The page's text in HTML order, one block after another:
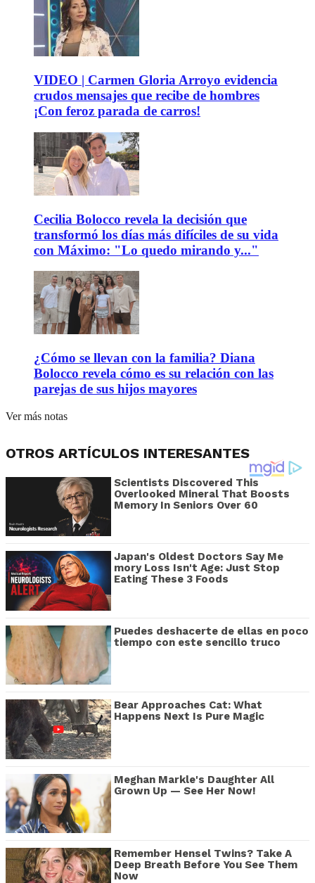
VIDEO | Carmen Gloria Arroyo evidencia
crudos mensajes que recibe de hombres
¡Con feroz parada de carros!
Cecilia Bolocco revela la decisión que
transformó los días más difíciles de su vida
con Máximo: "Lo quedo mirando y..."
¿Cómo se llevan con la familia? Diana
Bolocco revela cómo es su relación con las
parejas de sus hijos mayores
Ver más notas
OTROS ARTÍCULOS INTERESANTES
Scientists Discovered This
Overlooked Mineral That Boosts
Memory In Seniors Over 60
Japan's Oldest Doctors Say Me​
mory Lo​ss Isn't Age: Just Stop
Eating These 3 Foods
Puedes deshacerte de ellas en poco
tiempo con este sencillo truco
Bear Approaches Cat: What
Happens Next Is Pure Magic
Meghan Markle's Daughter All
Grown Up — See Her Now!
Remember Hensel Twins? Take A
Deep Breath Before You See Them
Now